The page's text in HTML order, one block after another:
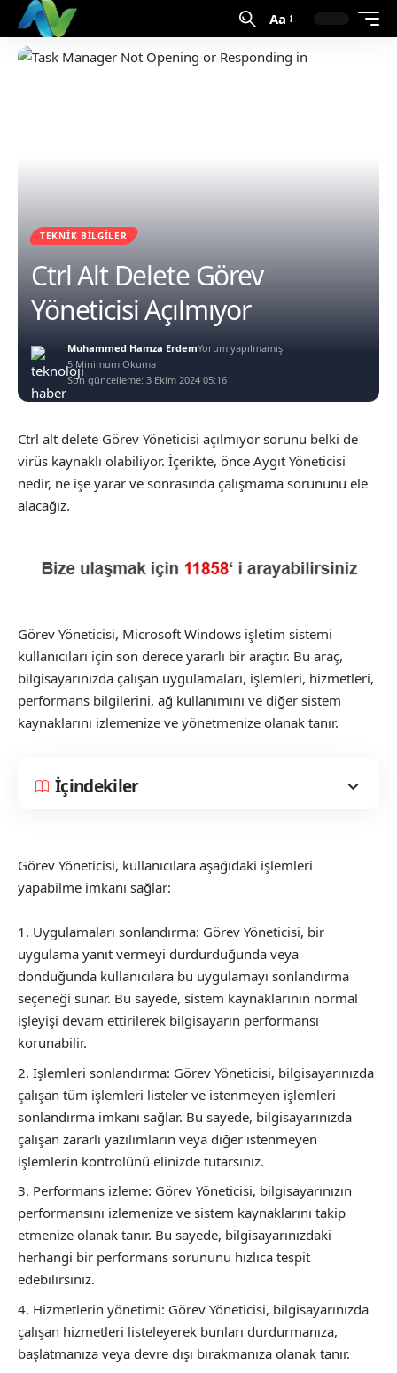
Aa
TEKNIK BILGILER
Ctrl Alt Delete Görev
Yöneticisi Açılmıyor
Son güncelleme: 3 Ekim 2024 05:16
Muhammed Hamza ErdemYorum yapılmamış
5 Minimum Okuma
Ctrl alt delete Görev Yöneticisi açılmıyor sorunu belki de
virüs kaynaklı olabiliyor. İçerikte, önce Aygıt Yöneticisi
nedir, ne işe yarar ve sonrasında çalışmama sorununu ele
alacağız.
Görev Yöneticisi, Microsoft Windows işletim sistemi
kullanıcıları için son derece yararlı bir araçtır. Bu araç,
bilgisayarınızda çalışan uygulamaları, işlemleri, hizmetleri,
performans bilgilerini, ağ kullanımını ve diğer sistem
kaynaklarını izlemenize ve yönetmenize olanak tanır.
İçindekiler
Görev Yöneticisi, kullanıcılara aşağıdaki işlemleri
yapabilme imkanı sağlar:
Uygulamaları sonlandırma: Görev Yöneticisi, bir
uygulama yanıt vermeyi durdurduğunda veya
donduğunda kullanıcılara bu uygulamayı sonlandırma
seçeneği sunar. Bu sayede, sistem kaynaklarının normal
işleyişi devam ettirilerek bilgisayarın performansı
korunabilir.
İşlemleri sonlandırma: Görev Yöneticisi, bilgisayarınızda
çalışan tüm işlemleri listeler ve istenmeyen işlemleri
sonlandırma imkanı sağlar. Bu sayede, bilgisayarınızda
çalışan zararlı yazılımların veya diğer istenmeyen
işlemlerin kontrolünü elinizde tutarsınız.
Performans izleme: Görev Yöneticisi, bilgisayarınızın
performansını izlemenize ve sistem kaynaklarını takip
etmenize olanak tanır. Bu sayede, bilgisayarınızdaki
herhangi bir performans sorununu hızlıca tespit
edebilirsiniz.
Hizmetlerin yönetimi: Görev Yöneticisi, bilgisayarınızda
çalışan hizmetleri listeleyerek bunları durdurmanıza,
başlatmanıza veya devre dışı bırakmanıza olanak tanır.